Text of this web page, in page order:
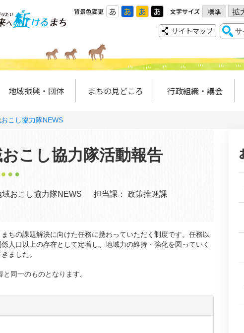
背景色変更 あ あ あ あ 文字サイズ 標準 拡
サイトマップ
地域振興・団体 まちの見どころ 行政組織・議会
こし協力隊NEWS
こし協力隊活動報告
域おこし協力隊NEWS 担当課： 政策推進課
ちの課題解決に向けた任務に携わっていただく制度です。任務以
人口以上の存在として定着し、地域力の維持・強化を図っていく
ました。
同一のものとなります。